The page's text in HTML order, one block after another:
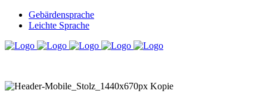
Gebärdensprache
Leichte Sprache